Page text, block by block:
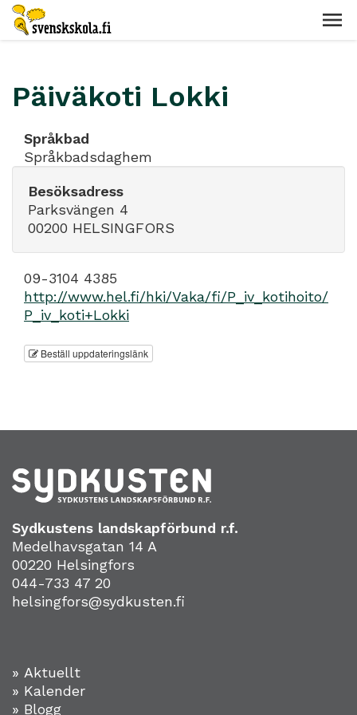
Päiväkoti Lokki
Språkbad
Språkbadsdaghem
Besöksadress
Parksvängen 4
00200 HELSINGFORS
09-3104 4385
http://www.hel.fi/hki/Vaka/fi/P_iv_kotihoito/
P_iv_koti+Lokki
Beställ uppdateringslänk
Sydkustens landskapförbund r.f.
Medelhavsgatan 14 A
00220 Helsingfors
044-733 47 20
helsingfors@sydkusten.fi
» Aktuellt
» Kalender
» Blogg